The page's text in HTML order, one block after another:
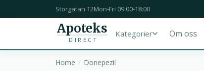
Storgatan 12Mon-Fri 09:00-18:00
Apoteks
DIRECT
Kategorier Om oss
Home Donepezil